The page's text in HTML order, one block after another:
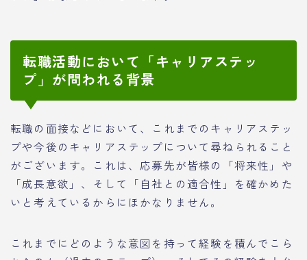
転職活動において「キャリアステッ
プ」が問われる背景
転職の面接などにおいて、これまでのキャリアステッ
プや今後のキャリアステップについて尋ねられること
がございます。これは、応募先が皆様の「将来性」や
「成長意欲」、そして「自社との適合性」を確かめた
いと考えているからにほかなりません。
これまでにどのような意図を持って経験を積んでこら